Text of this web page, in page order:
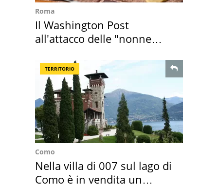
Roma
Il Washington Post
all'attacco delle "nonne
TERRITORIO
Como
Nella villa di 007 sul lago di
Como è in vendita un